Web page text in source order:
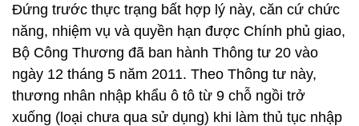
Đứng trước thực trạng bất hợp lý này, căn cứ chức
năng, nhiệm vụ và quyền hạn được Chính phủ giao,
Bộ Công Thương đã ban hành Thông tư 20 vào
ngày 12 tháng 5 năm 2011. Theo Thông tư này,
thương nhân nhập khẩu ô tô từ 9 chỗ ngồi trở
xuống (loại chưa qua sử dụng) khi làm thủ tục nhập